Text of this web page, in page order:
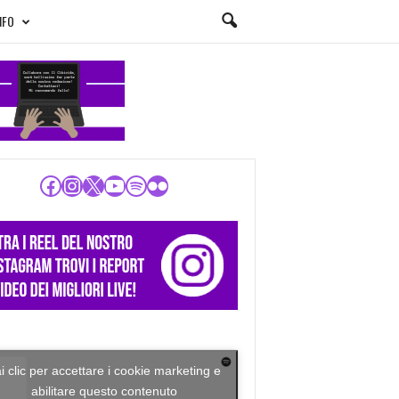
Facebook InstagramX YouTube Spotify Flickr
clic per accettare i cookie marketing e
abilitare questo contenuto